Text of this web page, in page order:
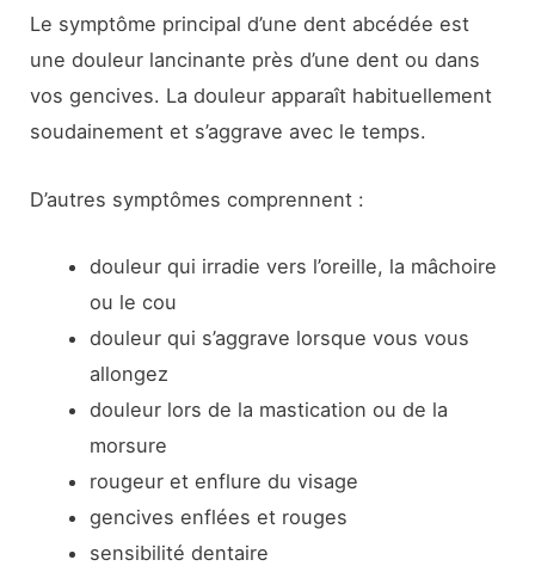
Le symptôme principal d’une dent abcédée est
une douleur lancinante près d’une dent ou dans
vos gencives. La douleur apparaît habituellement
soudainement et s’aggrave avec le temps.
D’autres symptômes comprennent :
douleur qui irradie vers l’oreille, la mâchoire
ou le cou
douleur qui s’aggrave lorsque vous vous
allongez
douleur lors de la mastication ou de la
morsure
rougeur et enflure du visage
gencives enflées et rouges
sensibilité dentaire